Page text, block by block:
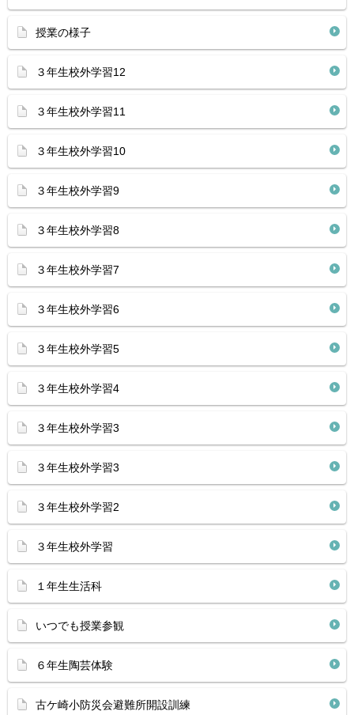
授業の様子
３年生校外学習12
３年生校外学習11
３年生校外学習10
３年生校外学習9
３年生校外学習8
３年生校外学習7
３年生校外学習6
３年生校外学習5
３年生校外学習4
３年生校外学習3
３年生校外学習3
３年生校外学習2
３年生校外学習
１年生生活科
いつでも授業参観
６年生陶芸体験
古ケ崎小防災会避難所開設訓練